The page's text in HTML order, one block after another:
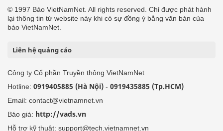
© 1997 Báo VietNamNet. All rights reserved. Chỉ được phát hành
lại thông tin từ website này khi có sự đồng ý bằng văn bản của
báo VietNamNet.
Liên hệ quảng cáo
Công ty Cổ phần Truyền thông VietNamNet
Hotline: 0919405885 (Hà Nội) - 0919435885 (Tp.HCM)
Email: contact@vietnamnet.vn
Báo giá: http://vads.vn
Hỗ trợ kỹ thuật: support@tech.vietnamnet.vn